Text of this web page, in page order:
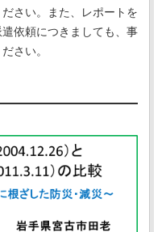
さい。また、レポートを
依頼につきましても、事
さい。